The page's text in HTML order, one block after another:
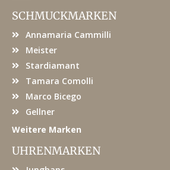
e
b
o
SCHMUCKMARKEN
Annamaria Cammilli
Meister
Stardiamant
Tamara Comolli
Marco Bicego
Gellner
Weitere Marken
UHRENMARKEN